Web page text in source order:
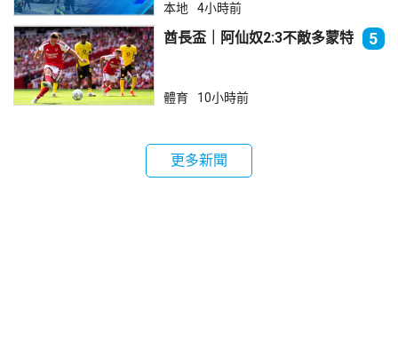
本地 4小時前
酋長盃｜阿仙奴2:3不敵多蒙特 5
體育 10小時前
更多新聞